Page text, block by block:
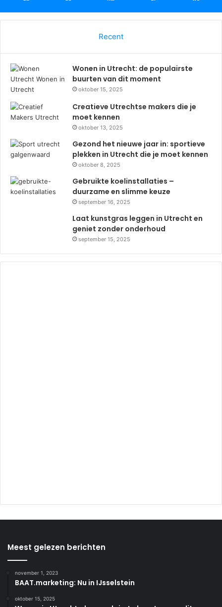
Recent
Wonen in Utrecht: de populairste
buurten van dit moment
oktober 15, 2025
Creatieve Utrechtse makers die je
moet kennen
oktober 13, 2025
Gezond het nieuwe jaar in: sportieve
plekken in Utrecht die je moet kennen
oktober 8, 2025
Gebruikte koelinstallaties –
duurzame en slimme keuze
september 16, 2025
Laat kunstgras leggen in Utrecht en
geniet zonder onderhoud
september 15, 2025
Meest gelezen berichten
november 1, 2023
BAAT.marketing: Nu in IJsselstein
oktober 15, 2025